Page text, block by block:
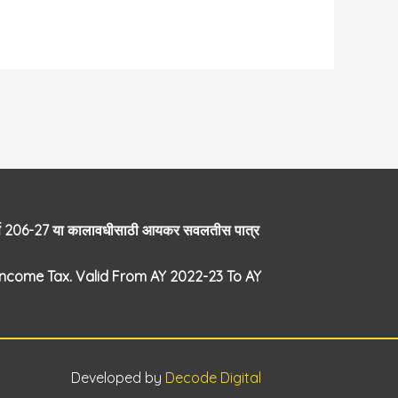
206-27 या कालावधीसाठी आयकर सवलतीस पात्र
Tax. Valid From AY 2022-23 To AY
Developed by Decode Digital